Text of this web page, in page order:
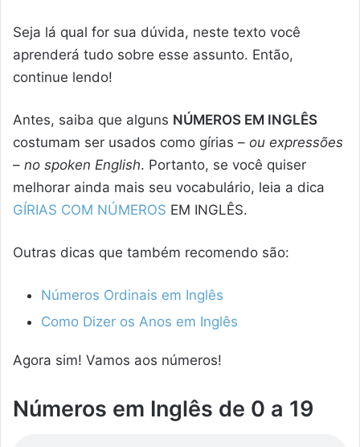
Seja lá qual for sua dúvida, neste texto você
aprenderá tudo sobre esse assunto. Então,
continue lendo!
Antes, saiba que alguns NÚMEROS EM INGLÊS
costumam ser usados como gírias – ou expressões
– no spoken English. Portanto, se você quiser
melhorar ainda mais seu vocabulário, leia a dica
GÍRIAS COM NÚMEROS EM INGLÊS.
Outras dicas que também recomendo são:
Números Ordinais em Inglês
Como Dizer os Anos em Inglês
Agora sim! Vamos aos números!
Números em Inglês de 0 a 19